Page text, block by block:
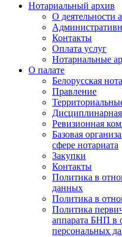
Нотариальный архив
О деятельности
Контакты
Оплата услуг
Нотариальные
О палате
Белорусская
Правление
Ревизионная
Базовая
сфере нотариата
Закупки
Контакты
Политика в
данных
Политика в
Политика
аппарата БНП в
персональных